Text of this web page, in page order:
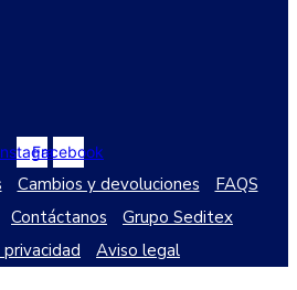
Facebook
Cambios y devoluciones
FAQS
Contáctanos
Grupo Seditex
Aviso legal